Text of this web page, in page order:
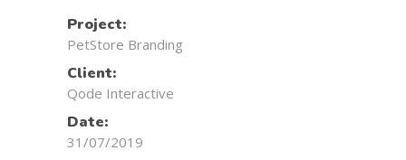
Project:
PetStore Branding
Client:
Qode Interactive
Date:
31/07/2019